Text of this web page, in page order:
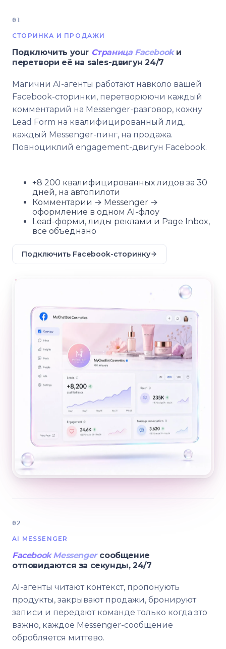
01
СТОРИНКА И ПРОДАЖИ
Подключить your Страница Facebookи
перетвори её на sales-двигун 24/7
Магични AI-агенты работают навколо вашей
Facebook-сторинки, перетворюючи каждый
комментарий на Messenger-разговор, кожну
Lead Form на квалифицированный лид,
каждый Messenger-пинг, на продажа.
Повноциклий engagement-двигун Facebook.
+8 200 квалифицированных лидов за 30
дней, на автопилоти
Комментарии → Messenger →
оформление в одном AI-флоу
Lead-форми, лиды реклами и Page Inbox,
все объеднано
Подключить Facebook-сторинку
02
AI MESSENGER
Facebook Messengerсообщение
отповидаются за секунды, 24/7
AI-агенты читают контекст, пропонують
продукты, закрывают продажи, бронируют
записи и передают команде только когда это
важно, каждое Messenger-сообщение
обробляется миттево.